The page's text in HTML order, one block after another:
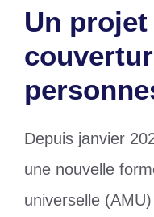
Un
Depuis janvier
une nouvelle
universelle